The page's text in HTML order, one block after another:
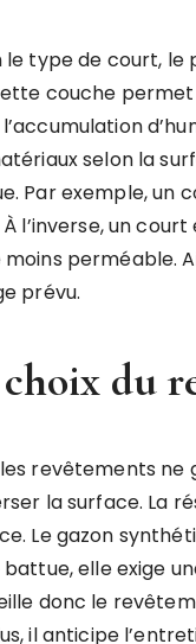
le type de court, le
couche
selon la
Par exemple, un
À l’inverse, un
perméable.
prévu.
du
revêtements ne
la surface. La
Le gazon
elle exige
donc le
il anticipe